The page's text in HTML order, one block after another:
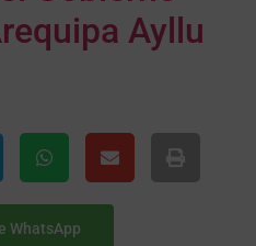
Ayllu
WhatsApp